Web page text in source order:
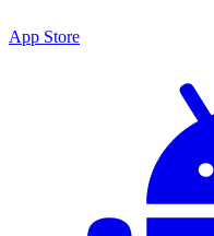
App Store